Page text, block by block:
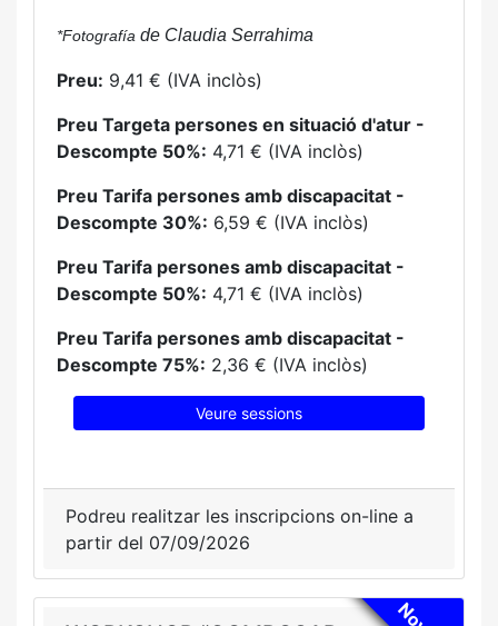
*Fotografía de Claudia Serrahima
Preu: 9,41 € (IVA inclòs)
Preu Targeta persones en situació d'atur -
Descompte 50%: 4,71 € (IVA inclòs)
Preu Tarifa persones amb discapacitat -
Descompte 30%: 6,59 € (IVA inclòs)
Preu Tarifa persones amb discapacitat -
Descompte 50%: 4,71 € (IVA inclòs)
Preu Tarifa persones amb discapacitat -
Descompte 75%: 2,36 € (IVA inclòs)
Veure sessions
Podreu realitzar les inscripcions on-line a
partir del 07/09/2026